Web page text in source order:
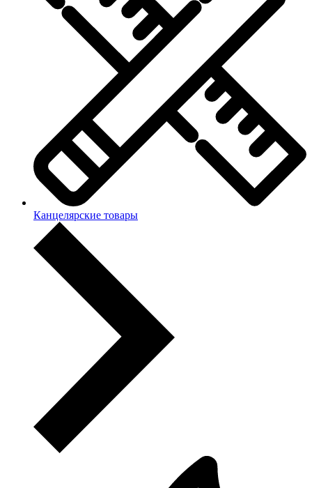
Канцелярские товары